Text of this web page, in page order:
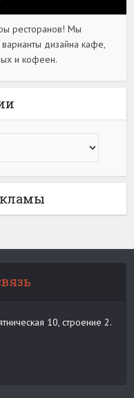
ресторанов! Мы
дизайна кафе,
и кофеен.
10, строение 2.